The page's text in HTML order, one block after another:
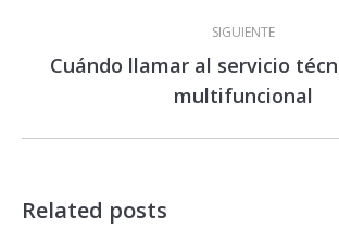
SIGUIENTE
Publicación
siguiente:
Cuándo llamar al servicio
multifuncional
Related posts